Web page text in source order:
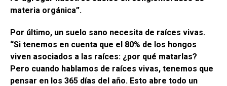
materia orgánica”.
Por último, un suelo sano necesita de raíces vivas.
“Si tenemos en cuenta que el 80% de los hongos
viven asociados a las raíces: ¿por qué matarlas?
Pero cuando hablamos de raíces vivas, tenemos que
pensar en los 365 días del año. Esto abre todo un